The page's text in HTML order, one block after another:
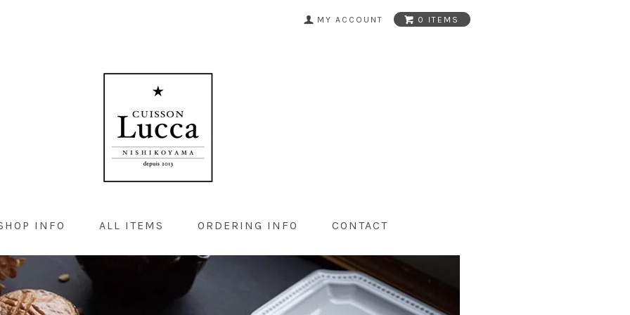
MY ACCOUNT 0 ITEMS
INFO ALL ITEMS ORDERING INFO CONTACT